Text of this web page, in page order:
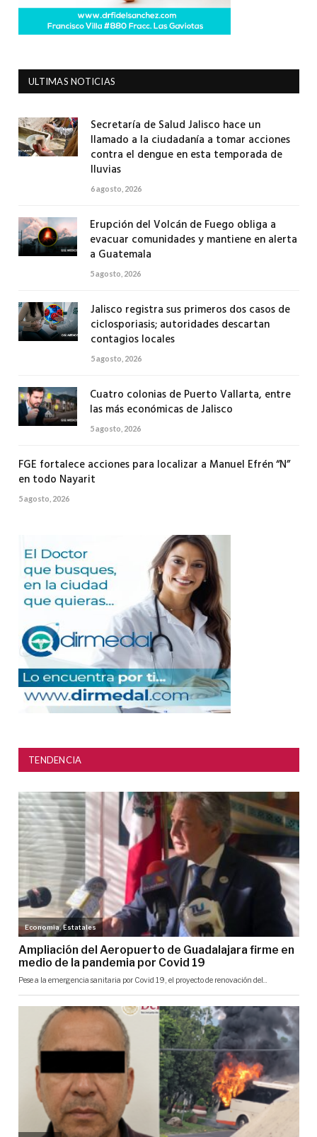
ULTIMAS NOTICIAS
Secretaría de Salud Jalisco hace un
llamado a la ciudadanía a tomar acciones
contra el dengue en esta temporada de
lluvias
6 agosto, 2026
Erupción del Volcán de Fuego obliga a
evacuar comunidades y mantiene en alerta
a Guatemala
5 agosto, 2026
Jalisco registra sus primeros dos casos de
ciclosporiasis; autoridades descartan
contagios locales
5 agosto, 2026
Cuatro colonias de Puerto Vallarta, entre
las más económicas de Jalisco
5 agosto, 2026
FGE fortalece acciones para localizar a Manuel Efrén “N”
en todo Nayarit
5 agosto, 2026
TENDENCIA